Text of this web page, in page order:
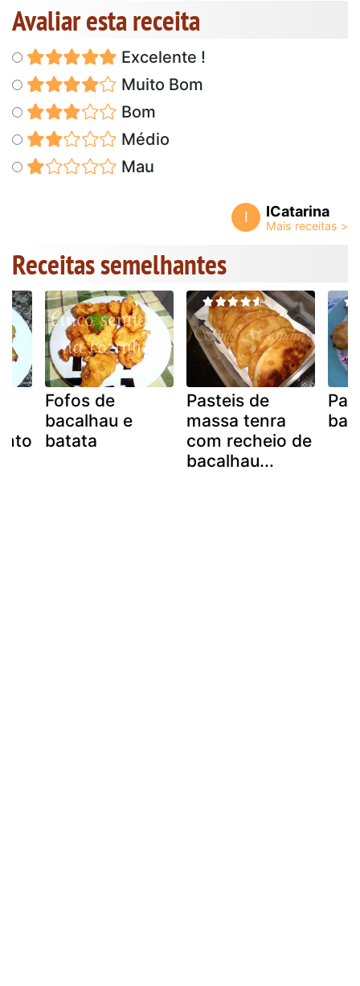
Avaliar esta receita
Excelente !
Muito Bom
Bom
Médio
Mau
I ICatarina
Receitas semelhantes
Fofos de
bacalhau e
batata
Pasteis de
massa tenra
com recheio de
bacalhau...